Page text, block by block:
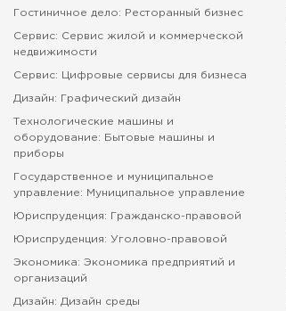
Гостиничное дело: Ресторанный бизнес
Сервис: Сервис жилой и коммерческой
недвижимости
Сервис: Цифровые сервисы для бизнеса
Дизайн: Графический дизайн
Технологические машины и
оборудование: Бытовые машины и
приборы
Государственное и муниципальное
управление: Муниципальное управление
Юриспруденция: Гражданско-правовой
Юриспруденция: Уголовно-правовой
Экономика: Экономика предприятий и
организаций
Дизайн: Дизайн среды